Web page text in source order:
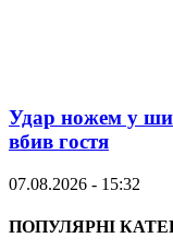
Удар ножем у
вбив гостя
07.08.2026 - 15:32
ПОПУЛЯРНІ